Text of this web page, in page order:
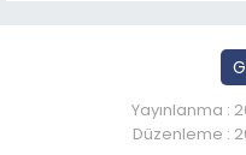
Yayınlanma :
Düzenleme :